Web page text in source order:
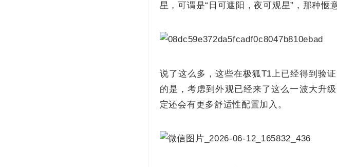
星，可谓是“日可遮阳，夜可观星”，那种惬
说了这么多，这些在极狐T1上已经得到验
的是，考虑到外观已经来了这么一波大升
定还会有更多舒适性配置加入。